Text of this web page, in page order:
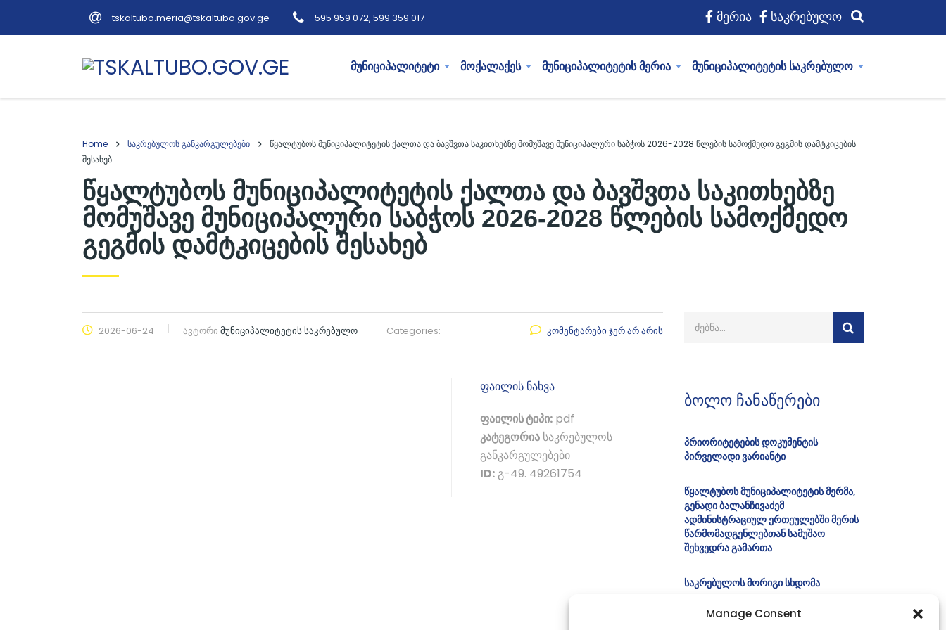
Manage Consent
tskaltubo.meria@tskaltubo.gov.ge 595 959 072, 599 359 017 მერია საკრებულო
მუნიციპალიტეტი მოქალაქეს მუნიციპალიტეტის მერია მუნიციპალიტეტის საკრებულო
Home საკრებულოს განკარგულებები
წყალტუბოს მუნიციპალიტეტის ქალთა და ბავშვთა საკითხებზე მომუშავე მუნიციპალური საბჭოს 2026-2028 წლების სამოქმედო გეგმის დამტკიცების
შესახებ
წყალტუბოს მუნიციპალიტეტის ქალთა და ბავშვთა საკითხებზე
მომუშავე მუნიციპალური საბჭოს 2026-2028 წლების სამოქმედო
გეგმის დამტკიცების შესახებ
2026-06-24 ავტორი მუნიციპალიტეტის საკრებულო Categories: კომენტარები ჯერ არ არის
ფაილის ნახვა
ფაილის ტიპი:pdf
კატეგორიასაკრებულოს
განკარგულებები
ID:გ-49. 49261754
ბოლო ჩანაწერები
პრიორიტეტების დოკუმენტის
პირველადი ვარიანტი
წყალტუბოს მუნიციპალიტეტის მერმა,
გენადი ბალანჩივაძემ
ადმინისტრაციულ ერთეულებში მერის
წარმომადგენლებთან სამუშაო
შეხვედრა გამართა
საკრებულოს მორიგი სხდომა
ბიუროს სხდომა